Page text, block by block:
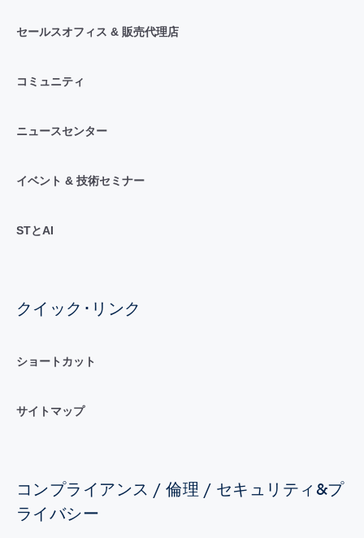
セールスオフィス & 販売代理店
コミュニティ
ニュースセンター
イベント & 技術セミナー
STとAI
クイック･リンク
ショートカット
サイトマップ
コンプライアンス / 倫理 / セキュリティ&プ
ライバシー